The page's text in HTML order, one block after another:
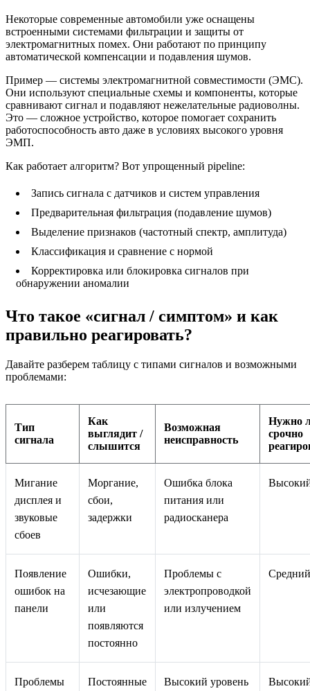
Некоторые современные автомобили уже оснащены
встроенными системами фильтрации и защиты от
электромагнитных помех. Они работают по принципу
автоматической компенсации и подавления шумов.
Пример — системы электромагнитной совместимости (ЭМС).
Они используют специальные схемы и компоненты, которые
сравнивают сигнал и подавляют нежелательные радиоволны.
Это — сложное устройство, которое помогает сохранить
работоспособность авто даже в условиях высокого уровня
ЭМП.
Как работает алгоритм? Вот упрощенный pipeline:
Запись сигнала с датчиков и систем управления
Предварительная фильтрация (подавление шумов)
Выделение признаков (частотный спектр, амплитуда)
Классификация и сравнение с нормой
Корректировка или блокировка сигналов при
обнаружении аномалии
Что такое «сигнал / симптом» и как
правильно реагировать?
Давайте разберем таблицу с типами сигналов и возможными
проблемами:
Тип
сигнала
Как
выглядит /
слышится
Возможная
неисправность
Нужно
срочно
Мигание
дисплея и
звуковые
сбоев
Моргание,
сбои,
задержки
Ошибка блока
питания или
радиосканера
Появление
ошибок на
панели
Ошибки,
исчезающие
или
появляются
постоянно
Проблемы с
электропроводкой
или излучением
Средний
Проблемы
Постоянные
Высокий уровень